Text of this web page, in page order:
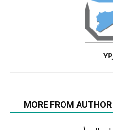
MORE FROM AUTHOR